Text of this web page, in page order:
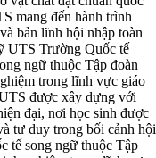
mang đến hành trình
bản lĩnh hội nhập toàn
UTS Trường Quốc tế
ngữ thuộc Tập đoàn
trong lĩnh vực giáo
được xây dựng với
đại, nơi học sinh được
tư duy trong bối cảnh hội
tế song ngữ thuộc Tập